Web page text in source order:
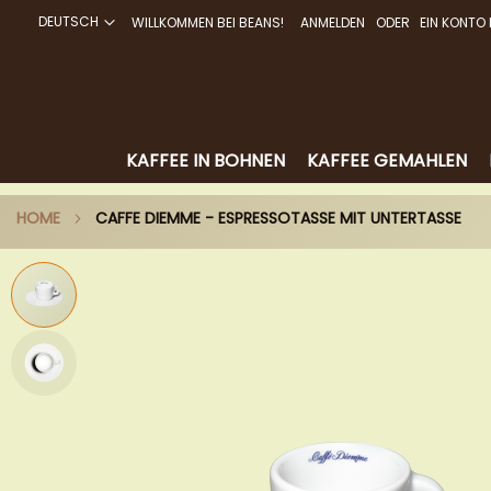
DIREKT
DEUTSCH WILLKOMMEN BEI BEANS! ANMELDEN EIN KONTO
KAFFEE IN BOHNEN KAFFEE GEMAHLEN
HOME CAFFE DIEMME - ESPRESSOTASSE MIT UNTERTASSE
Zum
Ende
der
Bildergalerie
springen